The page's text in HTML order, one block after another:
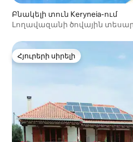
Բնակելի տուն Keryneia-ում
Լողավազանի ծովային
Հյուրերի սիրելի
Հյուրերի սիրելի